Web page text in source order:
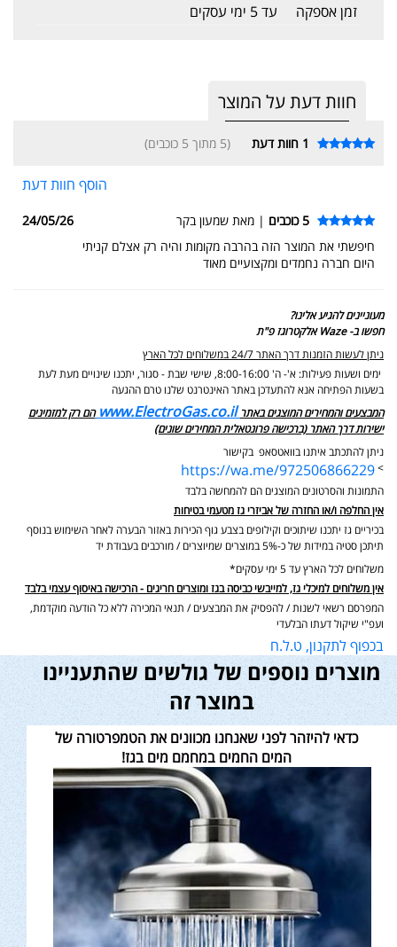
זמן אספקה עד 5 ימי עסקים
חוות דעת על המוצר
1 חוות דעת (5 מתוך 5 כוכבים)
הוסף חוות דעת
5 כוכבים | מאת שמעון בקר
24/05/26
חיפשתי את המוצר הזה בהרבה מקומות והיה רק אצלם קניתי
היום חברה נחמדים ומקצועיים מאוד
מעוניינים להגיע אלינו?
חפשו ב- Waze אלקטרוגז פ"ת
ניתן לעשות הזמנות דרך האתר 24/7 במשלוחים לכל הארץ
ימים ושעות פעילות: א'- ה' 8:00-16:00, שישי שבת - סגור,
יתכנו שינויים מעת לעת
בשעות הפתיחה אנא להתעדכן באתר האינטרנט שלנו טרם ההגעה
המבצעים והמחירים המוצגים באתר www.ElectroGas.co.il הם רק למזמינים
ישירות דרך האתר (ברכישה פרונטאלית המחירים שונים)
ניתן להתכתב איתנו בוואטסאפ בקישור
>
https://wa.me/972506866229
התמונות והסרטונים המוצגים הם להמחשה בלבד
אין החלפה ו/או החזרה של אביזרי גז מטעמי בטיחות
בכיריים גז יתכנו שיתוכים וקילופים בצבע גוף הכירות באזור הבערה לאחר השימוש בנוסף
תיתכן סטיה במידות של כ-5% במוצרים שמיוצרים / מורכבים בעבודת יד
משלוחים לכל הארץ עד 5 ימי עסקים*
אין משלוחים למיכלי גז, למייבשי כביסה בגז ומוצרים חריגים - הרכישה באיסוף עצמי בלבד
המפרסם רשאי לשנות / להפסיק את המבצעים / תנאי המכירה ללא כל הודעה מוקדמת,
ועפ"י שיקול דעתו הבלעדי
בכפוף לתקנון, ט.ל.ח
מוצרים נוספים של גולשים שהתעניינו
במוצר זה
כדאי להיזהר לפני שאנחנו מכוונים את הטמפרטורה של
המים החמים במחמם מים בגז!